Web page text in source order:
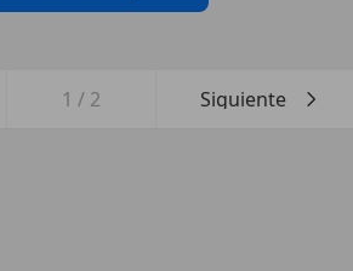
1 / 2 Siguiente